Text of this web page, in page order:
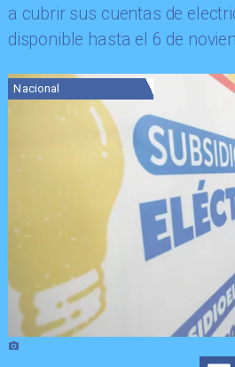
a cubrir sus cuentas de
disponible hasta el 6 de
Nacional